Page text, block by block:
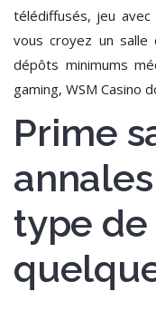
télédiffusés, jeu
vous croyez un
dépôts minimums
gaming, WSM Casino
Prime
type de